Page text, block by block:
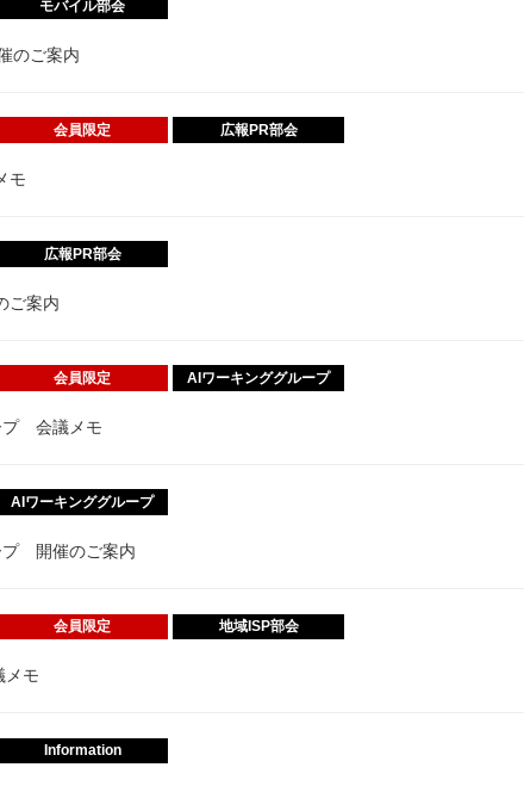
モバイル部会
のご案内
会員限定 広報PR部会
モ
広報PR部会
ご案内
会員限定 AIワーキンググループ
プ 会議メモ
AIワーキンググループ
プ 開催のご案内
会員限定 地域ISP部会
モ
Information